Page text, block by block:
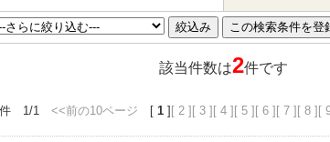
該当件数は2件です
件 1/1 <<前の10ページ [ 1 ] [ 2 ] [ 3 ] [ 4 ] [ 5 ] [ 6 ] [ 7 ] [ 8 ] [